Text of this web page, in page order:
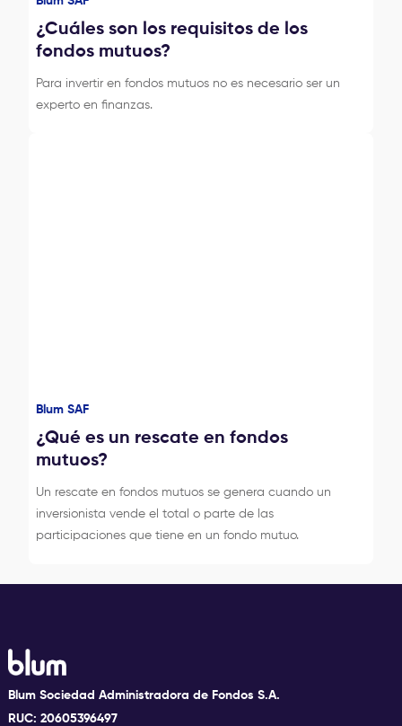
¿Cuáles son los requisitos de los
fondos mutuos?
Para invertir en fondos mutuos no es necesario ser un
experto en finanzas.
Blum SAF
¿Qué es un rescate en fondos
mutuos?
Un rescate en fondos mutuos se genera cuando un
inversionista vende el total o parte de las
participaciones que tiene en un fondo mutuo.
Blum Sociedad Administradora de Fondos S.A.
RUC: 20605396497